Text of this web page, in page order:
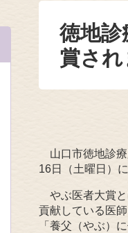
徳地診
賞さ
山口市徳地診療
16日（土曜日）
やぶ医者大賞と
貢献している医
「養父（やぶ）